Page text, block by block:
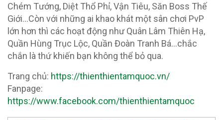
Chém Tướng, Diệt Thổ Phỉ, Vận Tiêu, Săn Boss Thế
Giới…Còn với những ai khao khát một sân chơi PvP
lớn hơn thì các hoạt động như Quân Lâm Thiên Hạ,
Quần Hùng Trục Lộc, Quần Đoàn Tranh Bá…chắc
chắn là thứ khiến bạn không thể bỏ qua.
Trang chủ: https://thienthientamquoc.vn/
Fanpage:
https://www.facebook.com/thienthientamquoc